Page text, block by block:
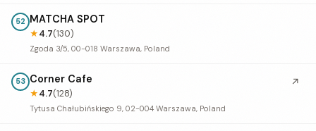
52 MATCHA SPOT
★4.7(130)
Zgoda 3/5, 00-018 Warszawa, Poland
53 Corner Cafe
★4.7(128)
Tytusa Chałubińskiego 9, 02-004 Warszawa, Poland
↗